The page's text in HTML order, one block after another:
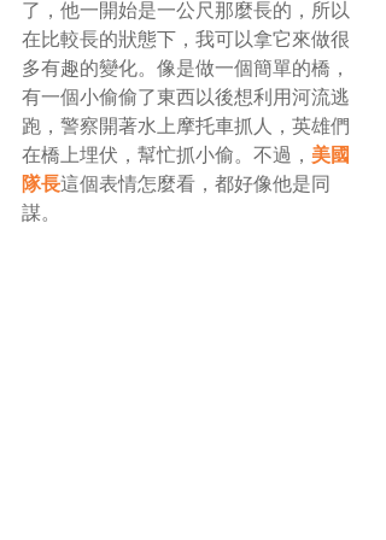
了，他一開始是一公尺那麼長的，所以
在比較長的狀態下，我可以拿它來做很
多有趣的變化。像是做一個簡單的橋，
有一個小偷偷了東西以後想利用河流逃
跑，警察開著水上摩托車抓人，英雄們
在橋上埋伏，幫忙抓小偷。不過， 美國
隊長這個表情怎麼看，都好像他是同
謀。